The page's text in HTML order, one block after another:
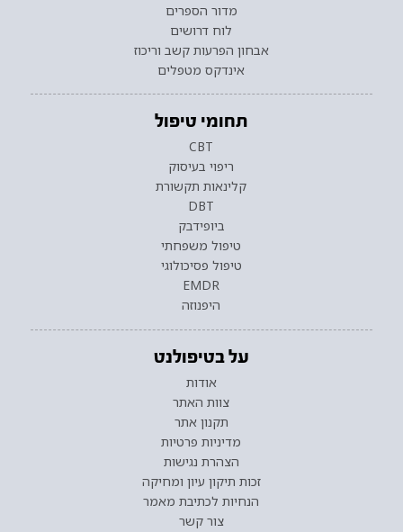
מדור הספרים
לוח דרושים
אבחון הפרעות קשב וריכוז
אינדקס מטפלים
תחומי טיפול
CBT
ריפוי בעיסוק
קלינאות תקשורת
DBT
ביופידבק
טיפול משפחתי
טיפול פסיכולוגי
EMDR
היפנוזה
על בטיפולנט
אודות
צוות האתר
תקנון אתר
מדיניות פרטיות
הצהרת נגישות
זכות תיקון עיון ומחיקה
הנחיות לכתיבת מאמר
צור קשר